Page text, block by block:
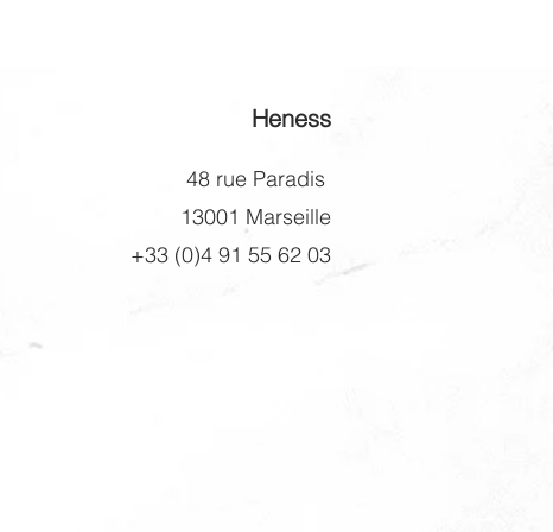
Heness
48 rue Paradis
13001 Marseille
+33 (0)4 91 55 62 03